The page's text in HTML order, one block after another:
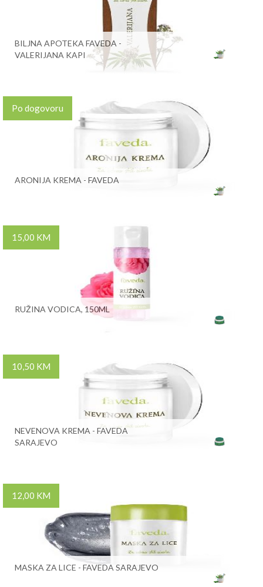
BILJNA APOTEKA FAVEDA -
VALERIJANA KAPI
Po dogovoru
ARONIJA KREMA - FAVEDA
15,00 KM
RUŽINA VODICA, 150ML
10,50 KM
NEVENOVA KREMA - FAVEDA
SARAJEVO
12,00 KM
MASKA ZA LICE - FAVEDA SARAJEVO